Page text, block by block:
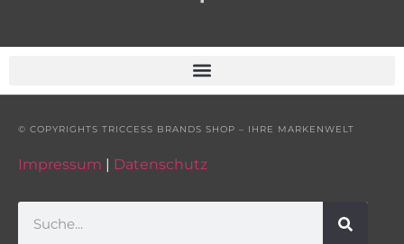
© COPYRIGHTS TRICCESS BRANDS SHOP – IHRE MARKENWELT
Impressum | Datenschutz